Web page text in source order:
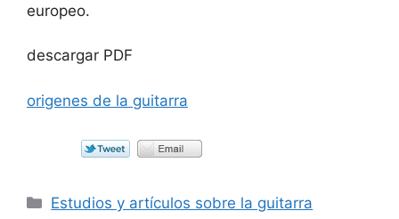
europeo.
descargar PDF
origenes de la guitarra
Categorías
Estudios y artículos sobre la guitarra